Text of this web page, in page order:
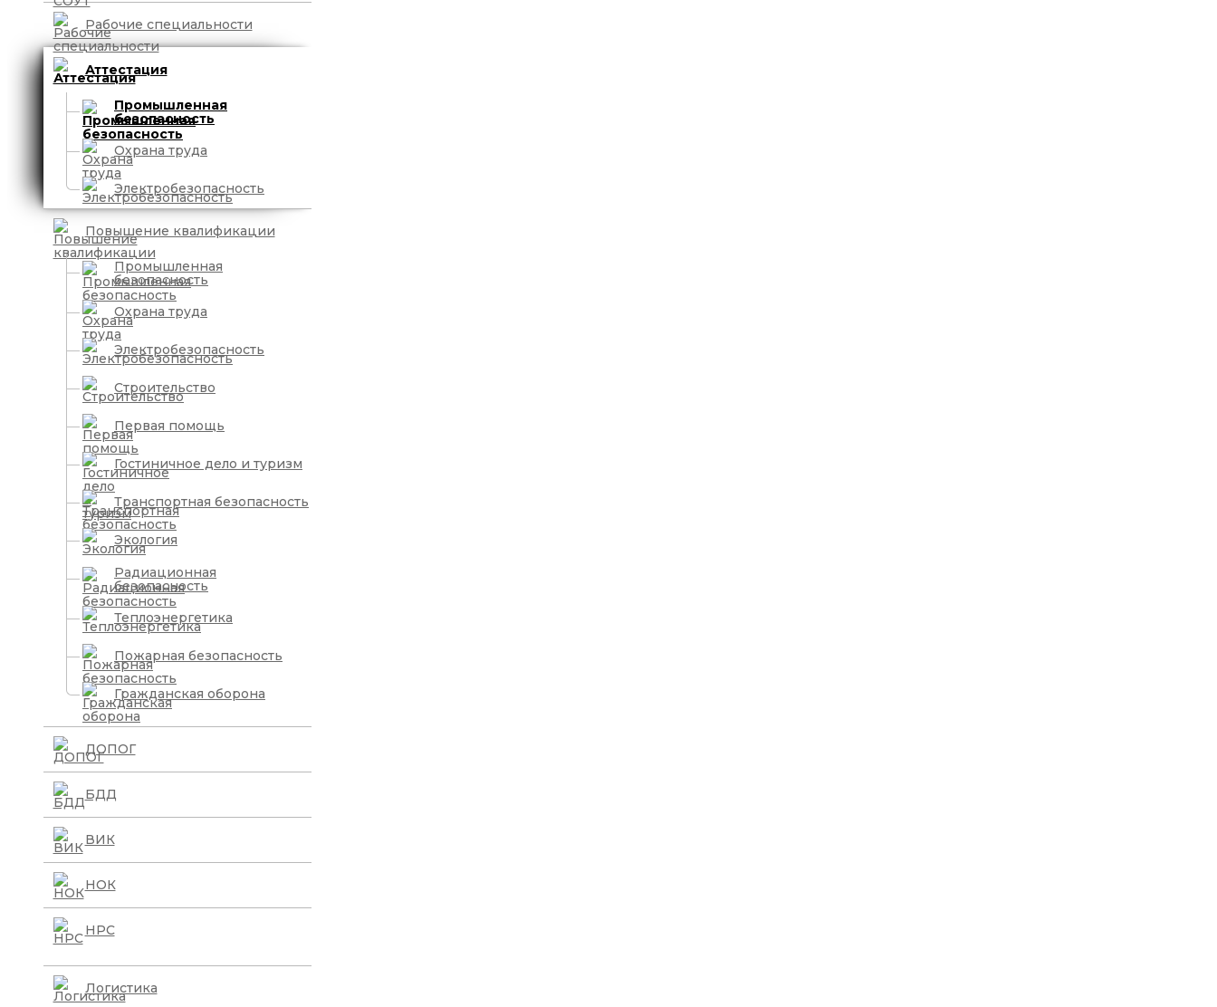
Рабочие специальности
Аттестация
Промышленная
безопасность
Охрана труда
Электробезопасность
Повышение квалификации
Промышленная
безопасность
Охрана труда
Электробезопасность
Строительство
Первая помощь
Гостиничное дело и туризм
Транспортная безопасность
Экология
Радиационная
безопасность
Теплоэнергетика
Пожарная безопасность
Гражданская оборона
ДОПОГ
БДД
ВИК
НОК
НРС
Логистика